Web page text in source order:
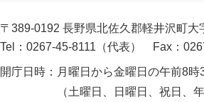
〒389-0192 長野県北佐久郡軽井沢町大
Tel：0267-45-8111（代表）
Fax：
開庁日時： 月曜日から金曜日の午前8
（土曜日、日曜日、祝日、